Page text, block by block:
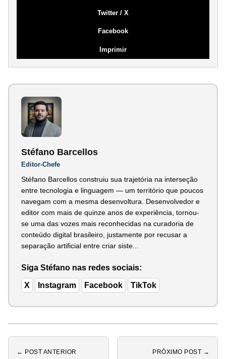
Twitter / X
Facebook
Imprimir
Stéfano Barcellos
Editor-Chefe
Stéfano Barcellos construiu sua trajetória na interseção
entre tecnologia e linguagem — um território que poucos
navegam com a mesma desenvoltura. Desenvolvedor e
editor com mais de quinze anos de experiência, tornou-
se uma das vozes mais reconhecidas na curadoria de
conteúdo digital brasileiro, justamente por recusar a
separação artificial entre criar siste...
Siga Stéfano nas redes sociais:
X Instagram Facebook TikTok
← POST ANTERIOR PRÓXIMO POST →